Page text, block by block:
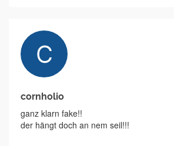
cornholio
ganz klarn fake!!
der hängt doch an nem seil!!!